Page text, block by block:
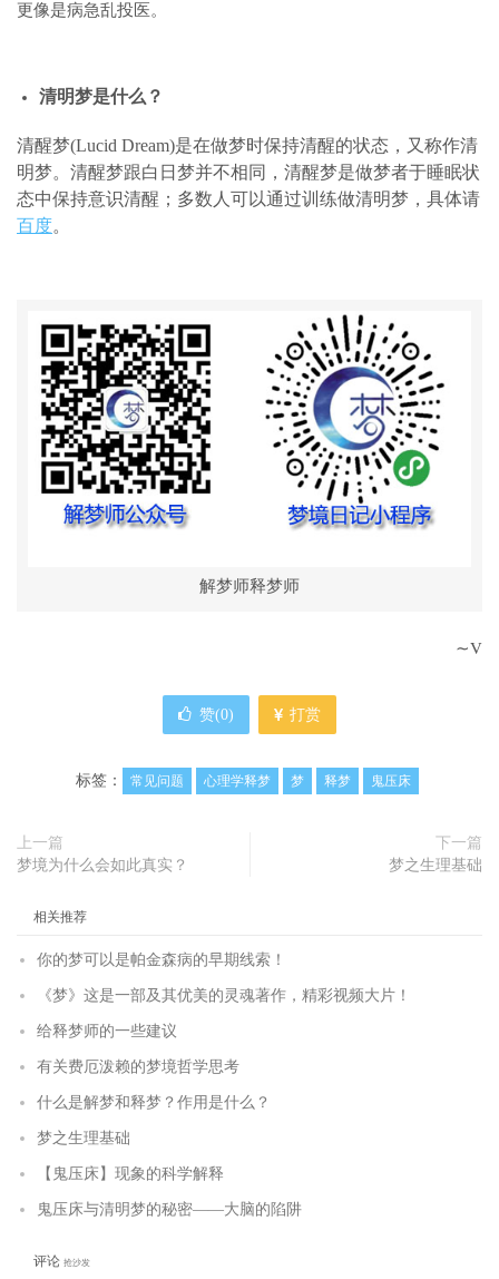
更像是病急乱投医。
清明梦是什么？
清醒梦(Lucid Dream)是在做梦时保持清醒的状态，又称作清
明梦。清醒梦跟白日梦并不相同，清醒梦是做梦者于睡眠状
态中保持意识清醒；多数人可以通过训练做清明梦，具体请
百度。
解梦师释梦师
∼V
赞(0) 打赏
标签： 常见问题 心理学释梦 梦 释梦 鬼压床
上一篇
梦境为什么会如此真实？
下一篇
梦之生理基础
相关推荐
你的梦可以是帕金森病的早期线索！
《梦》这是一部及其优美的灵魂著作，精彩视频大片！
给释梦师的一些建议
有关费厄泼赖的梦境哲学思考
什么是解梦和释梦？作用是什么？
梦之生理基础
【鬼压床】现象的科学解释
鬼压床与清明梦的秘密——大脑的陷阱
评论 抢沙发